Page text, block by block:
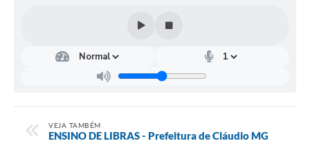
VEJA TAMBÉM
ENSINO DE LIBRAS - Prefeitura de Cláudio MG